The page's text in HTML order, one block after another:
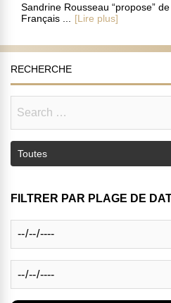
Sandrine Rousseau “propose”
Français ...
[Lire plus]
RECHERCHE
FILTRER PAR PLAGE DE